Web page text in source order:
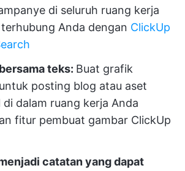
di seluruh ruang kerja
Anda dengan ClickUp
teks: Buat grafik
posting blog atau aset
di dalam ruang kerja Anda
fitur pembuat gambar ClickUp
catatan yang dapat